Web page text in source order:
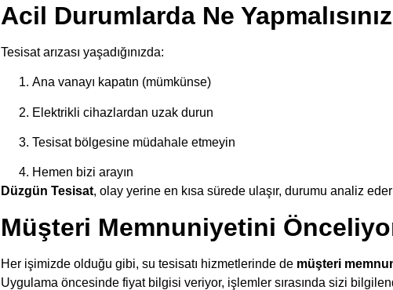
Acil Durumlarda Ne
Tesisat arızası yaşadığınızda:
Ana vanayı kapatın (mümkünse)
Elektrikli cihazlardan uzak durun
Tesisat bölgesine müdahale etmeyin
Hemen bizi arayın
Düzgün Tesisat, olay yerine en kısa sürede ulaşır, durumu analiz
Müşteri Memnuniyetini
Her işimizde olduğu gibi, su tesisatı hizmetlerinde de müşteri
Uygulama öncesinde fiyat bilgisi veriyor, işlemler sırasında sizi